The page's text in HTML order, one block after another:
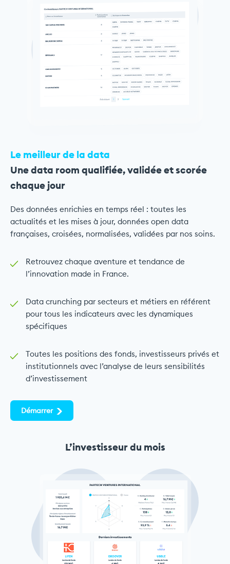
Le meilleur de la data
Une data room qualifiée, validée et scorée
chaque jour
Des données enrichies en temps réel : toutes les
actualités et les mises à jour, données open data
françaises, croisées, normalisées, validées par nos soins.
Retrouvez chaque aventure et tendance de
l’innovation made in France.
Data crunching par secteurs et métiers en référent
pour tous les indicateurs avec les dynamiques
spécifiques
Toutes les positions des fonds, investisseurs privés et
institutionnels avec l’analyse de leurs sensibilités
d’investissement
Démarrer
L’investisseur du mois